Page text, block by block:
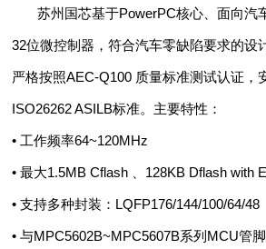
苏州国芯基于PowerPC核心、面向汽
32位微控制器，符合汽车零缺陷要求的设
严格按照AEC-Q100 质量标准测试认证，
ISO26262 ASILB标准。主要特性：
• 工作频率64~120MHz
• 最大1.5MB Cflash 、128KB Dflash with
• 支持多种封装：LQFP176/144/100/64/48
• 与MPC5602B~MPC5607B系列MCU管脚